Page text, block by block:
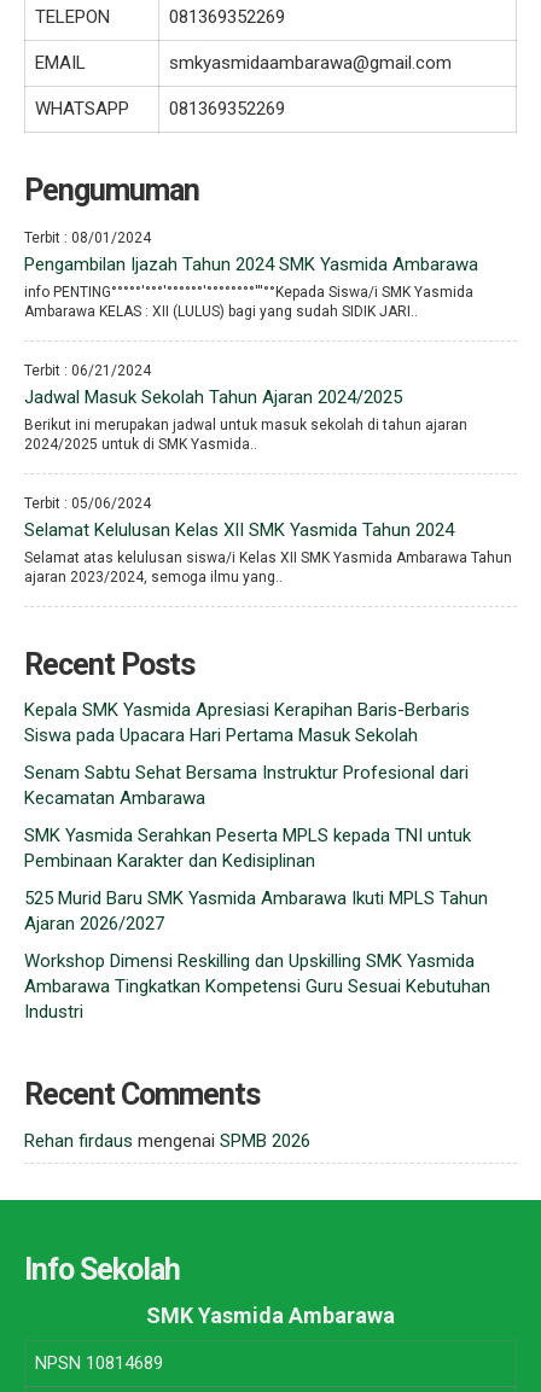
TELEPON 081369352269
EMAIL smkyasmidaambarawa@gmail.com
WHATSAPP 081369352269
Pengumuman
Terbit : 08/01/2024
Pengambilan Ijazah Tahun 2024 SMK Yasmida Ambarawa
info PENTING°°°°°′°°°′°°°°°°′°°°°°°°°′′′°°Kepada Siswa/i SMK Yasmida
Ambarawa KELAS : XII (LULUS) bagi yang sudah SIDIK JARI..
Terbit : 06/21/2024
Jadwal Masuk Sekolah Tahun Ajaran 2024/2025
Berikut ini merupakan jadwal untuk masuk sekolah di tahun ajaran
2024/2025 untuk di SMK Yasmida..
Terbit : 05/06/2024
Selamat Kelulusan Kelas XII SMK Yasmida Tahun 2024
Selamat atas kelulusan siswa/i Kelas XII SMK Yasmida Ambarawa Tahun
ajaran 2023/2024, semoga ilmu yang..
Recent Posts
Kepala SMK Yasmida Apresiasi Kerapihan Baris-Berbaris
Siswa pada Upacara Hari Pertama Masuk Sekolah
Senam Sabtu Sehat Bersama Instruktur Profesional dari
Kecamatan Ambarawa
SMK Yasmida Serahkan Peserta MPLS kepada TNI untuk
Pembinaan Karakter dan Kedisiplinan
525 Murid Baru SMK Yasmida Ambarawa Ikuti MPLS Tahun
Ajaran 2026/2027
Workshop Dimensi Reskilling dan Upskilling SMK Yasmida
Ambarawa Tingkatkan Kompetensi Guru Sesuai Kebutuhan
Industri
Recent Comments
Rehan firdaus mengenai SPMB 2026
Info Sekolah
SMK Yasmida Ambarawa
NPSN 10814689